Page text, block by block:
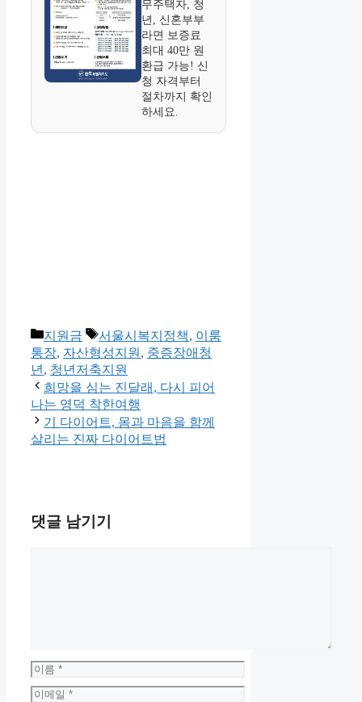
무주택자, 청
년, 신혼부부
라면 보증료
최대 40만 원
환급 가능! 신
청 자격부터
절차까지 확인
하세요.
카
테
고
리
지원금
태
그
서울시복지정책, 이룸
통장, 자산형성지원 , 중증장애청
년 , 청년저축지원
희망을 심는 진달래, 다시 피어
나는 영덕 착한여행
기 다이어트, 몸과 마음을 함께
살리는 진짜 다이어트법
댓글 남기기
이
름
이